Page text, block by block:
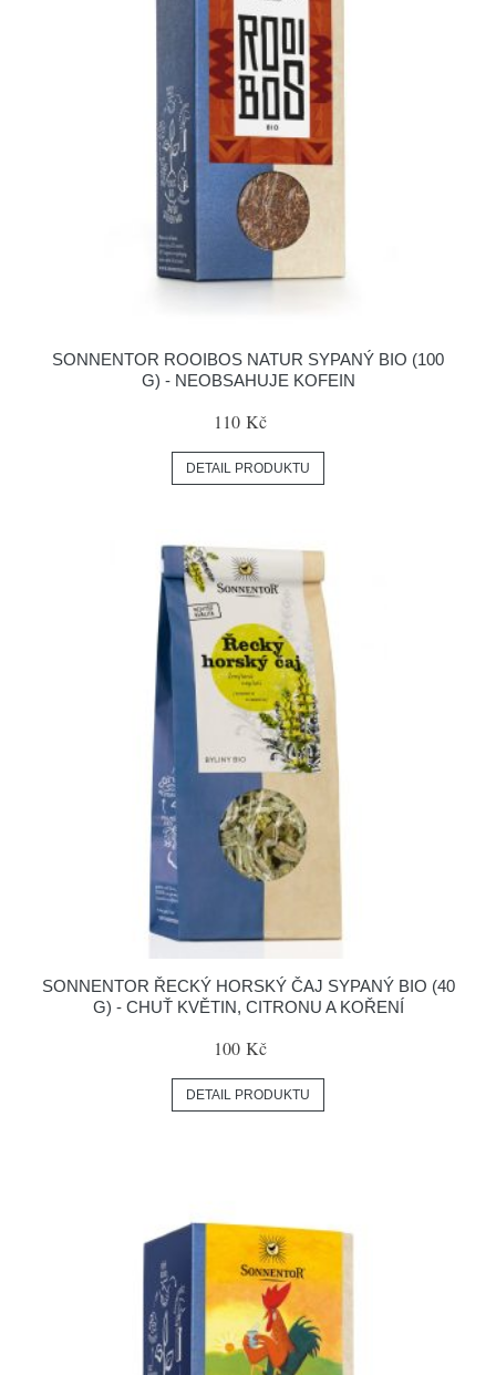
SONNENTOR ROOIBOS NATUR SYPANÝ BIO (100
G) - NEOBSAHUJE KOFEIN
110 Kč
DETAIL PRODUKTU
SONNENTOR ŘECKÝ HORSKÝ ČAJ SYPANÝ BIO (40
G) - CHUŤ KVĚTIN, CITRONU A KOŘENÍ
100 Kč
DETAIL PRODUKTU